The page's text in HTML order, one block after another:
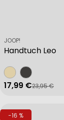
Handtuch Leo
Verkäufer:
JOOP!
Verkaufspreis
17,99 €
Regulärer Preis
23,95 €
-16 %